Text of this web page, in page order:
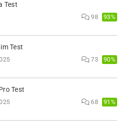
Test
98 93%
Test
73 90%
Test
68 91%